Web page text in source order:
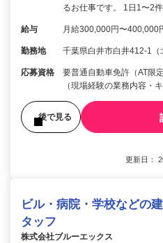
るお仕事です。 1日1〜2
給与 月給300,000円〜400,000
勤務地 千葉県白井市白井412-1（
応募資格
要普通自動車免許（AT限
（現場経験の業務内容・
後で見る
更新日：
ビル・病院・学校などの
タッフ
株式会社ブルーエックス